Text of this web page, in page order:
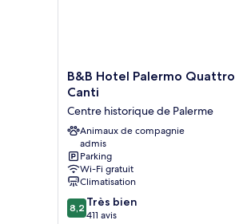
B&B
Hotel
Quattro
Canti
Centre
historique
de
Palerme
B&B Hotel Palermo Quattro
Canti
Centre historique de Palerme
Animaux de compagnie
admis
Parking
Wi-Fi gratuit
Climatisation
8.2
sur
8,2 Très bien
411 avis